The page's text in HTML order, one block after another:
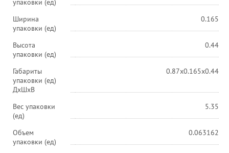
упаковки (ед)
Ширина
упаковки (ед)
0.165
Высота
упаковки (ед)
0.44
Габариты
упаковки (ед)
ДхШхВ
0.87x0.165x0.44
Вес упаковки
(ед)
5.35
Объем
упаковки (ед)
0.063162